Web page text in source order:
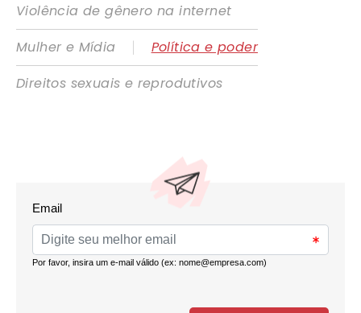
Violência de gênero na internet
Mulher e Mídia
|
Política e poder
Direitos sexuais e reprodutivos